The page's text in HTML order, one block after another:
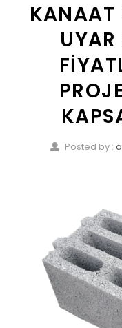
KANAAT
Posted by :